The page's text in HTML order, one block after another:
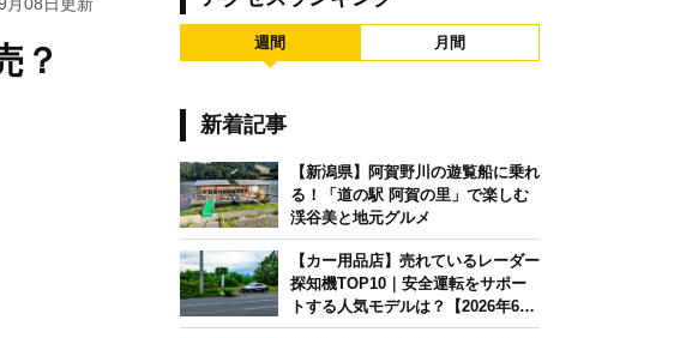
？
週間 月間
新着記事
【新潟県】阿賀野川の遊覧船に乗れ
る！「道の駅 阿賀の里」で楽しむ
渓谷美と地元グルメ
【カー用品店】売れているレーダー
探知機TOP10｜安全運転をサポー
トする人気モデルは？【2026年6月
版】